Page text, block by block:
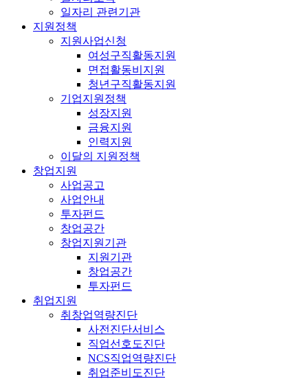
일자리 관련기관
지원정책
지원사업신청
여성구직활동지원
면접활동비지원
청년구직활동지원
기업지원정책
성장지원
금융지원
인력지원
이달의 지원정책
창업지원
사업공고
사업안내
투자펀드
창업공간
창업지원기관
지원기관
창업공간
투자펀드
취업지원
취창업역량진단
사전진단서비스
직업선호도진단
NCS직업역량진단
취업준비도진단